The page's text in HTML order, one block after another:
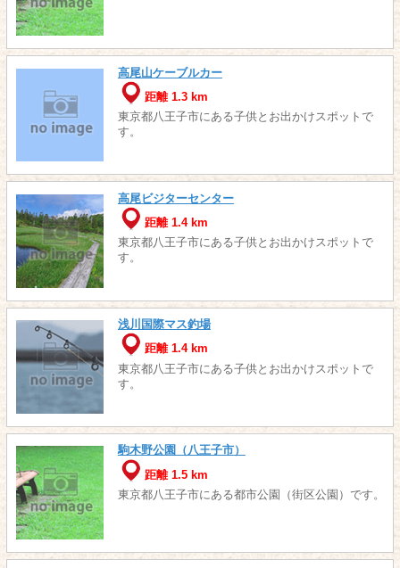
高尾山ケーブルカー
距離 1.3 km
東京都八王子市にある子供とお出かけスポットで
す。
高尾ビジターセンター
距離 1.4 km
東京都八王子市にある子供とお出かけスポットで
す。
浅川国際マス釣場
距離 1.4 km
東京都八王子市にある子供とお出かけスポットで
す。
駒木野公園（八王子市）
距離 1.5 km
東京都八王子市にある都市公園（街区公園）です。